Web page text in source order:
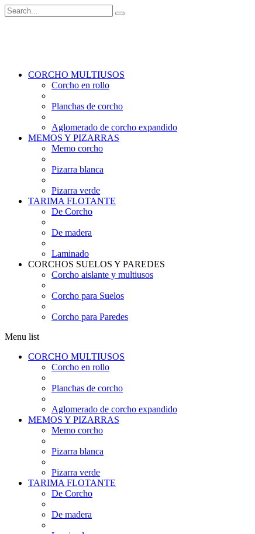
CORCHO MULTIUSOS
Corcho en rollo
Planchas de corcho
Aglomerado de corcho expandido
MEMOS Y PIZARRAS
Memo corcho
Pizarra blanca
Pizarra verde
TARIMA FLOTANTE
De Corcho
De madera
Laminado
CORCHOS SUELOS Y PAREDES
Corcho aislante y multiusos
Corcho para Suelos
Corcho para Paredes
Menu list
CORCHO MULTIUSOS
Corcho en rollo
Planchas de corcho
Aglomerado de corcho expandido
MEMOS Y PIZARRAS
Memo corcho
Pizarra blanca
Pizarra verde
TARIMA FLOTANTE
De Corcho
De madera